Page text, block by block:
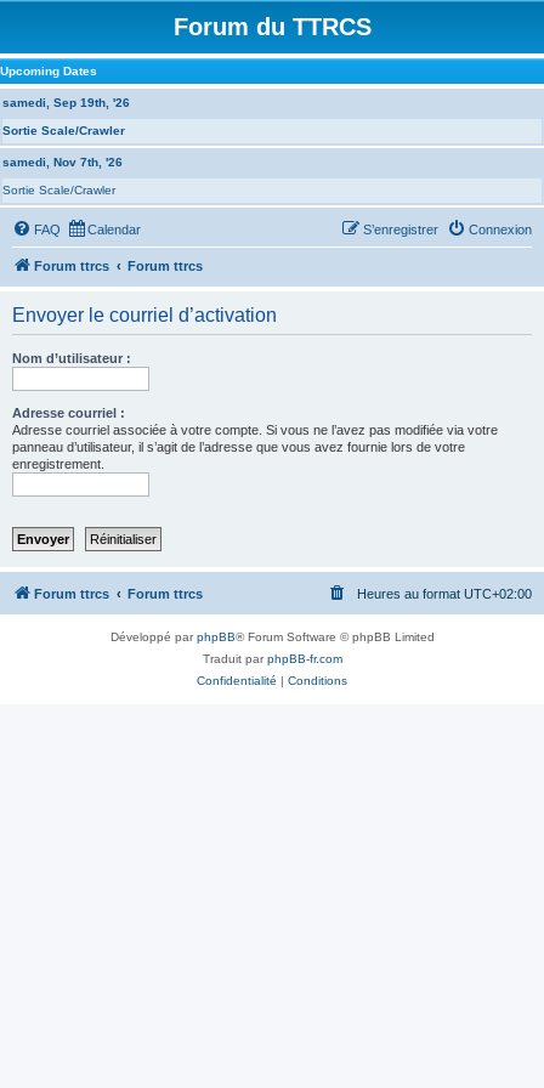
Forum du TTRCS
Upcoming Dates
samedi, Sep 19th, '26
Sortie Scale/Crawler
samedi, Nov 7th, '26
Sortie Scale/Crawler
FAQ Calendar Connexion
S’enregistrer
Forum ttrcs Forum ttrcs
Envoyer le courriel d’activation
Nom d’utilisateur :
Adresse courriel :
Adresse courriel associée à votre compte. Si vous ne l’avez pas modifiée via votre
panneau d’utilisateur, il s’agit de l’adresse que vous avez fournie lors de votre
enregistrement.
Forum ttrcs Forum ttrcs Heures au format UTC+02:00
Développé parphpBB® Forum Software © phpBB Limited
Traduit parphpBB-fr.com
Confidentialité | Conditions